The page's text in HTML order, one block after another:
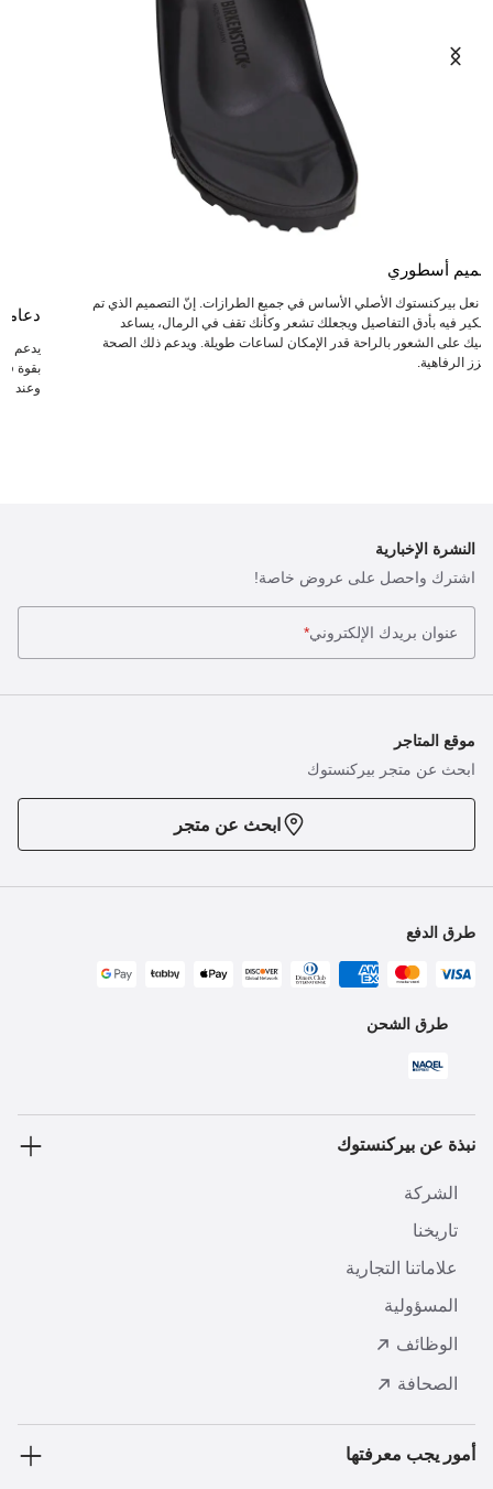
أسطوري
نعل بيركنستوك الأصلي الأساس في جميع الطرازات. إنّ التصميم الذي تم
فيه بأدق التفاصيل ويجعلك تشعر وكأنك تقف في الرمال، يساعد
على الشعور بالراحة قدر الإمكان لساعات طويلة. ويدعم ذلك الصحة
الرفاهية.
يدعم
بقوة
وعند
النشرة الإخبارية
اشترك واحصل على عروض خاصة!
عنوان بريدك الإلكتروني*
موقع المتاجر
ابحث عن متجر بيركنستوك
ابحث عن متجر
طرق الدفع
طرق الشحن
نبذة عن بيركنستوك
الشركة
تاريخنا
علاماتنا التجارية
المسؤولية
الوظائف
الصحافة
أمور يجب معرفتها